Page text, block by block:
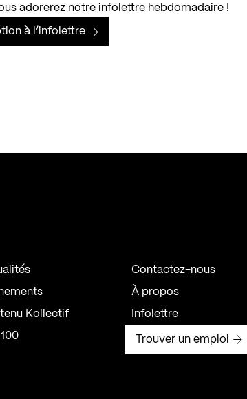
adorerez notre infolettre hebdomadaire !
à l’infolettre
Kollectif
100
Contactez-nous
À propos
Infolettre
Trouver un emploi